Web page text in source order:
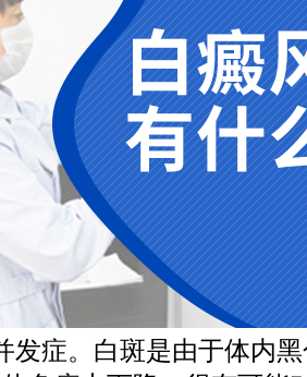
症。白斑是由于体内黑